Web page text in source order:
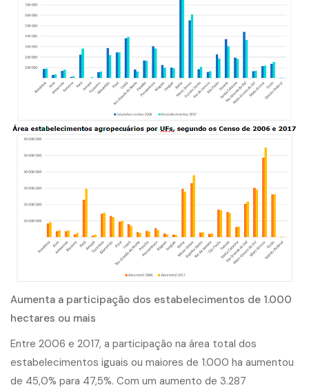
Aumenta a participação dos estabelecimentos de 1.000
hectares ou mais
Entre 2006 e 2017, a participação na área total dos
estabelecimentos iguais ou maiores de 1.000 ha aumentou
de 45,0% para 47,5%. Com um aumento de 3.287